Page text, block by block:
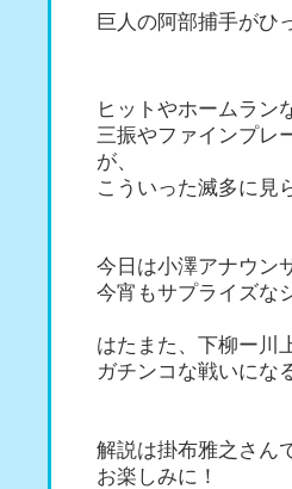
巨人の阿部捕手がひ
ヒットやホームラン
三振やファインプレ
が、
こういった滅多に見
今日は小澤アナウン
今宵もサプライズな
はたまた、下柳ー川
ガチンコな戦いにな
解説は掛布雅之さん
お楽しみに！